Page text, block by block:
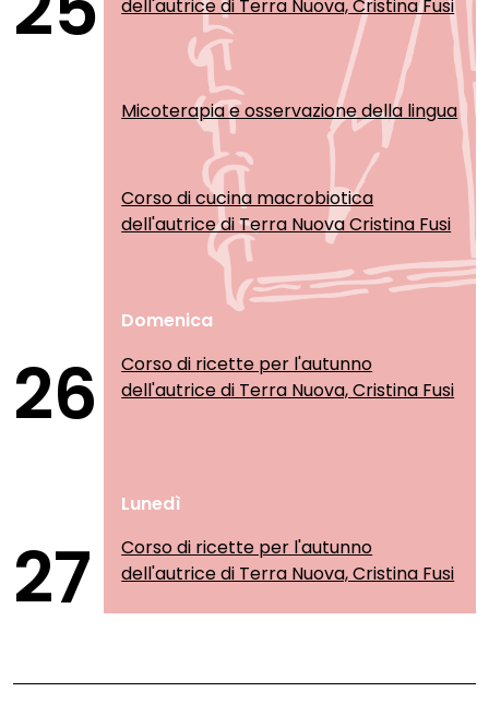
dell'autrice di Terra Nuova, Cristina Fusi
Micoterapia e osservazione della lingua
Corso di cucina macrobiotica
dell'autrice di Terra Nuova Cristina Fusi
26
Domenica
Corso di ricette per l'autunno
dell'autrice di Terra Nuova, Cristina Fusi
27
Lunedì
Corso di ricette per l'autunno
dell'autrice di Terra Nuova, Cristina Fusi